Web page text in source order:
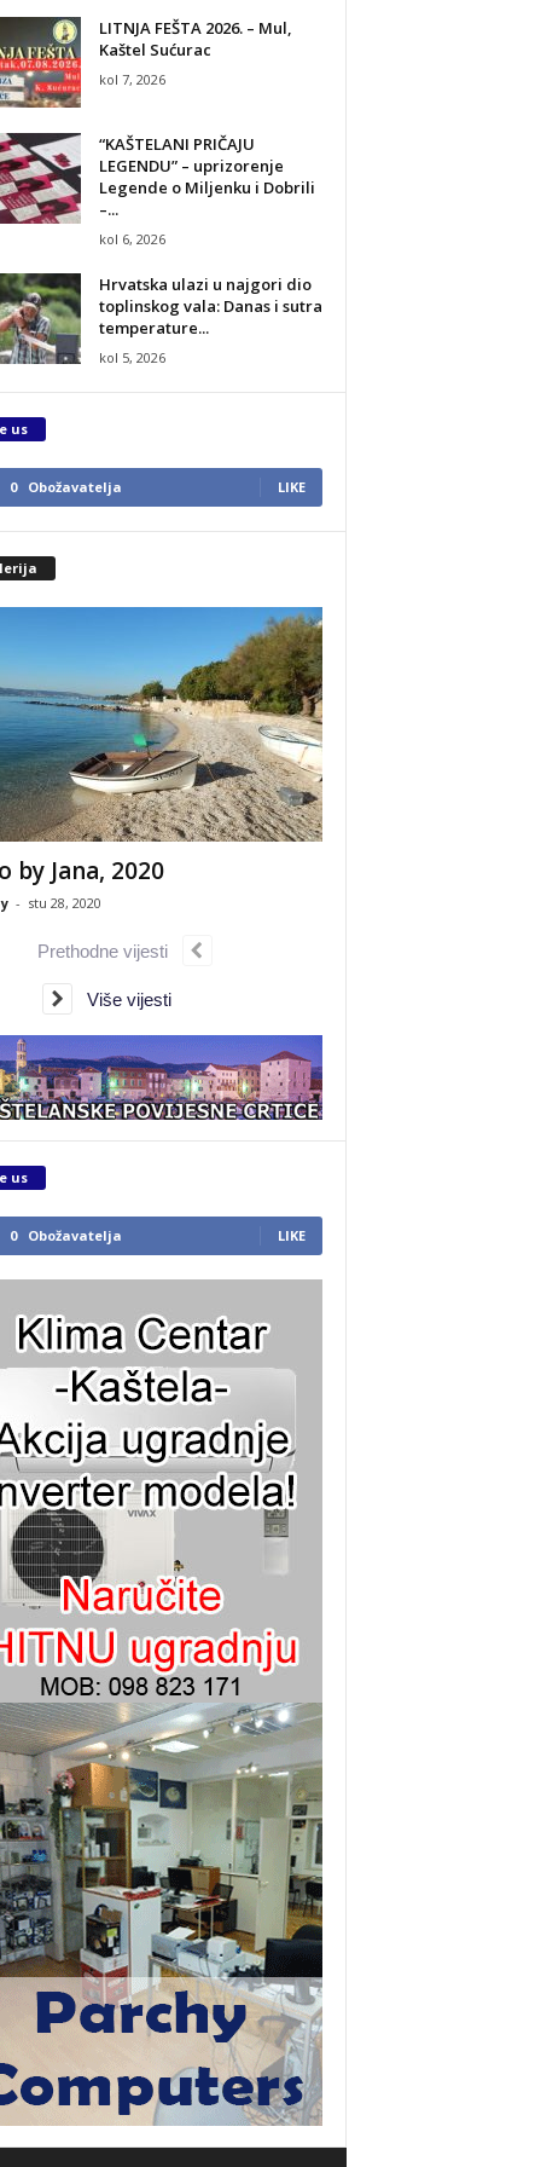
LITNJA FEŠTA 2026. – Mul,
Kaštel Sućurac
kol 7, 2026
“KAŠTELANI PRIČAJU
LEGENDU” – uprizorenje
Legende o Miljenku i Dobrili
–...
kol 6, 2026
Hrvatska ulazi u najgori dio
toplinskog vala: Danas i sutra
temperature...
kol 5, 2026
us
0 Obožavatelja LIKE
by Jana, 2020
- stu 28, 2020
Prethodne vijesti
Više vijesti
us
0 Obožavatelja LIKE